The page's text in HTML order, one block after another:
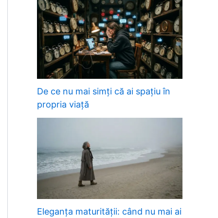
De ce nu mai simți că ai spațiu în
propria viață
Eleganța maturității: când nu mai ai